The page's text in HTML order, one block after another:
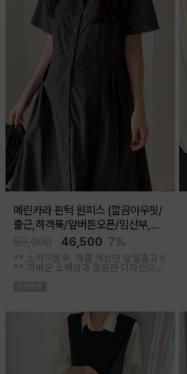
메린카라 핀턱 원피스 (깔끔아우핏/
출근,하객룩/앞버튼오픈/임산부,출
산후 착용가능)46,500 7%
** 스카이블루, 챠콜 색상만 당일출고 !!
** 가벼운 소재감과 깔끔한 디자인으로